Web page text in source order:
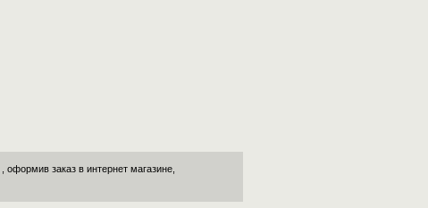
, оформив заказ в интернет магазине,